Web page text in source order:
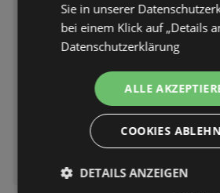
Prospekt
Abgelaufen
Sie in unserer
bei einem Klick auf „Details
Datenschutzerklärung
ALLE
COOKIES
DETAILS ANZEIGEN